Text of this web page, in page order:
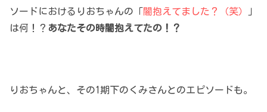
ソードにおけるりおちゃんの「 闇抱えてました？（笑）
」
は何！？ あなたその時闇抱えてたの！？
りおちゃんと、その1期下のくみさんとのエピソードも。